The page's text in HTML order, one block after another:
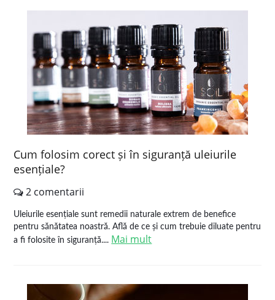
Cum folosim corect și în siguranță uleiurile
esențiale?
2 comentarii
Uleiurile esențiale sunt remedii naturale extrem de benefice
pentru sănătatea noastră. Află de ce și cum trebuie diluate pentru
a fi folosite în siguranță.... Mai mult